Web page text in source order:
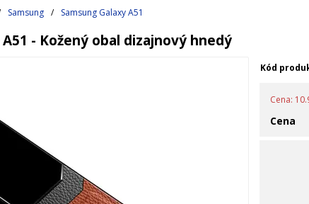
Samsung / Samsung Galaxy A51
- Kožený obal dizajnový hnedý
Kód
Cena:
Cena